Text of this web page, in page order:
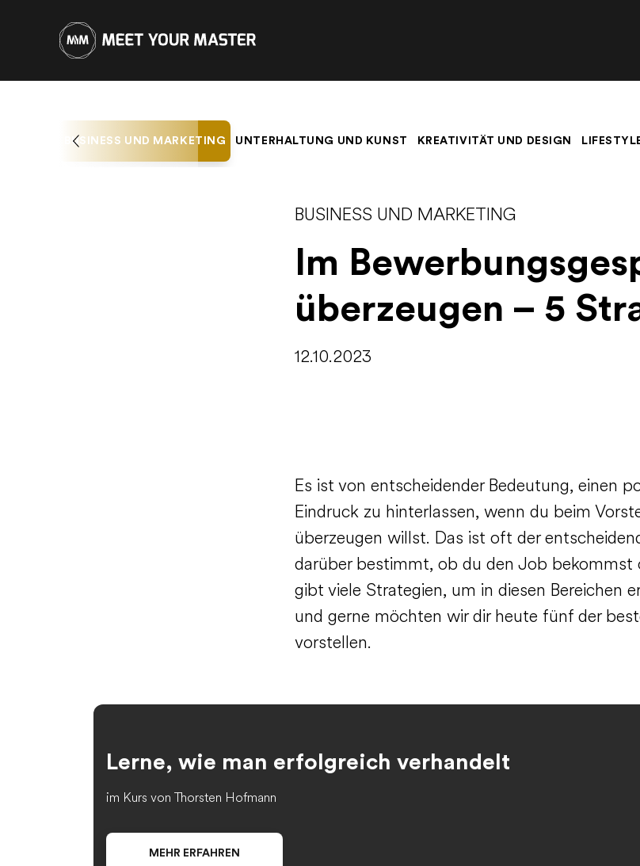
BUSINESS UND MARKETING UNTERHALTUNG UND KUNST KREATIVITÄT UND DESIGN
BUSINESS UND MARKETING
Im
überzeugen – 5
12.10.2023
Es ist von entscheidender Bedeutung, einen
Eindruck zu hinterlassen, wenn du beim
überzeugen willst. Das ist oft der
darüber bestimmt, ob du den Job bekommst
gibt viele Strategien, um in diesen Bereichen
und gerne möchten wir dir heute fünf der
vorstellen.
Lerne, wie man erfolgreich verhandelt
im Kurs von Thorsten Hofmann
MEHR ERFAHREN